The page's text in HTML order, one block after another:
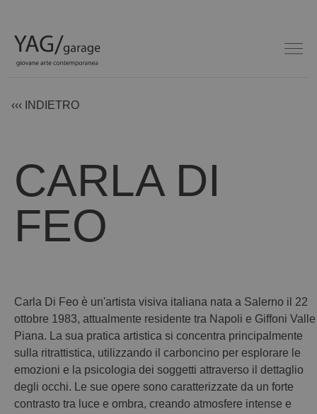
‹‹‹ INDIETRO
CARLA DI
FEO
Carla Di Feo è un'artista visiva italiana nata a Salerno il 22
ottobre 1983, attualmente residente tra Napoli e Giffoni Valle
Piana. La sua pratica artistica si concentra principalmente
sulla ritrattistica, utilizzando il carboncino per esplorare le
emozioni e la psicologia dei soggetti attraverso il dettaglio
degli occhi. Le sue opere sono caratterizzate da un forte
contrasto tra luce e ombra, creando atmosfere intense e